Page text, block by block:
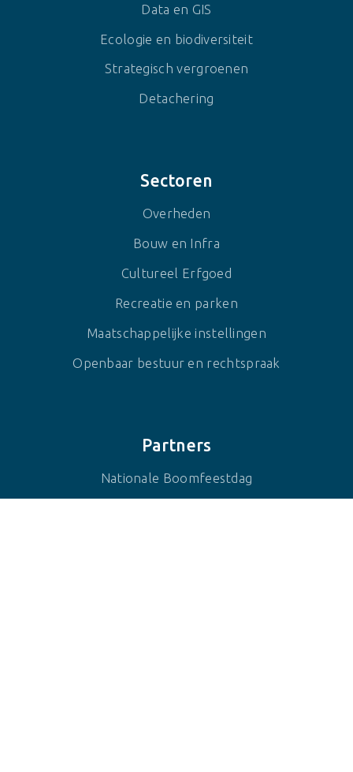
Data en GIS
Ecologie en biodiversiteit
Strategisch vergroenen
Detachering
Sectoren
Overheden
Bouw en Infra
Cultureel Erfgoed
Recreatie en parken
Maatschappelijke instellingen
Openbaar bestuur en rechtspraak
Partners
Nationale Boomfeestdag